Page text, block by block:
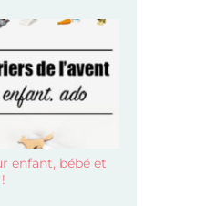
enfant, bébé et